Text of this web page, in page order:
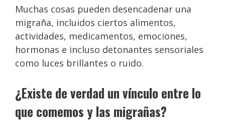
Muchas cosas pueden desencadenar una
migraña, incluidos ciertos alimentos,
actividades, medicamentos, emociones,
hormonas e incluso detonantes sensoriales
como luces brillantes o ruido.
¿Existe de verdad un vínculo entre lo
que comemos y las migrañas?